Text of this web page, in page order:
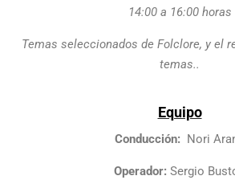
14:00 a 16:00 horas
Temas seleccionados de Folclore, y el
temas..
Equipo
Conducción: Nori
Operador: Sergio